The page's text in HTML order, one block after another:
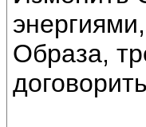
Образа,